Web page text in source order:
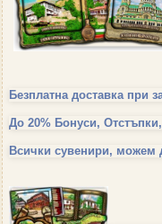
Безплатна доставка при
До 20% Бонуси,
Всички сувенири,